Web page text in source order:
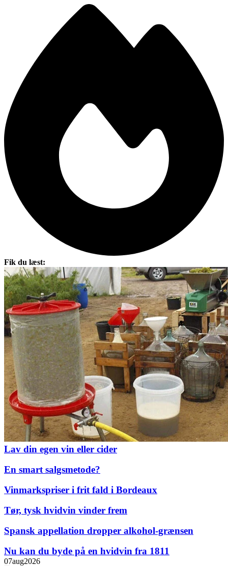
Fik du læst:
Lav din egen vin eller cider
En smart salgsmetode?
Vinmarkspriser i frit fald i Bordeaux
Tør, tysk hvidvin vinder frem
Spansk appellation dropper alkohol-grænsen
Nu kan du byde på en hvidvin fra 1811
07aug2026